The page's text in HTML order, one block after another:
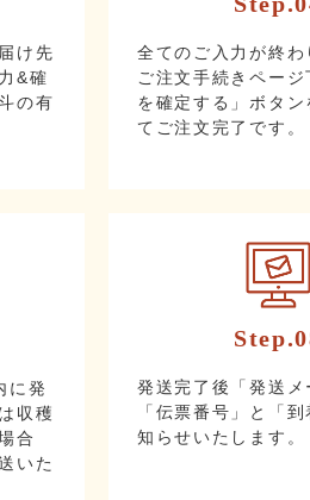
け先
&確
の有
全てのご入力が終わ
ご注文手続きペー
を確定する」ボタン
てご注文完了です。
に発
収穫
合
いた
発送完了後「発送メ
「伝票番号」と「
知らせいたします。